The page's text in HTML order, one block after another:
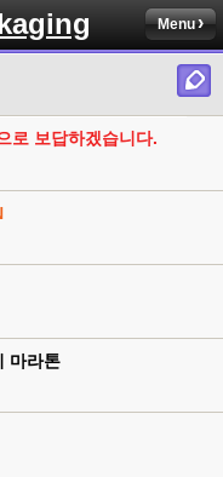
Menu
로 보답하겠습니다.
마라톤